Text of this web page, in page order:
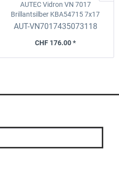
AUTEC Vidron VN 7017
Brillantsilber KBA547157x17
ET43, 5x112, D.57.1 Fix/ZR
AUT-VN7017435073118
CHF 176.00 *